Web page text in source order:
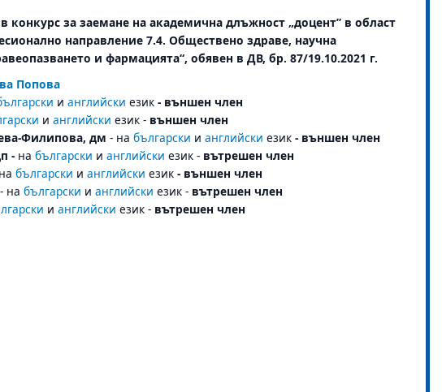
за заемане на академична длъжност „доцент” в област
направление 7.4. Обществено здраве, научна
и фармацията“, обявен в ДВ, бр. 87/19.10.2021 г.
Попова
ианглийски език - външен член
ианглийски език - външен член
Филипова, дм- набългарски ианглийски език- външен член
- набългарски ианглийски език - вътрешен член
набългарски ианглийски език - външен член
- набългарски ианглийски език - вътрешен член
ианглийски език - вътрешен член